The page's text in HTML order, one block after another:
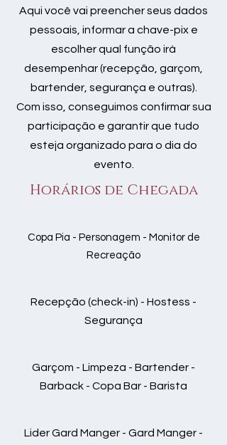
Aqui você vai preencher seus dados
pessoais, informar a chave-pix e
escolher qual função irá
desempenhar (recepção, garçom,
bartender, segurança e outras).
Com isso, conseguimos confirmar sua
participação e garantir que tudo
esteja organizado para o dia do
evento.
Horários de Chegada
Copa Pia - Personagem - Monitor de
Recreação
Recepção (check-in) - Hostess -
Segurança
Garçom - Limpeza - Bartender -
Barback - Copa Bar - Barista
Lider Gard Manger - Gard Manger -